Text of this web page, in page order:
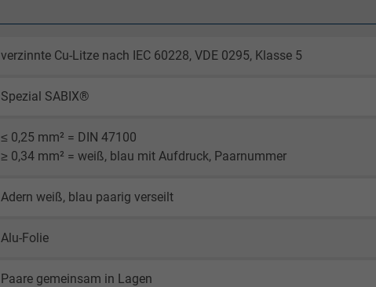
verzinnte Cu-Litze nach IEC 60228, VDE 0295, Klasse 5
Spezial SABIX®
≤ 0,25 mm² = DIN 47100
≥ 0,34 mm² = weiß, blau mit Aufdruck, Paarnummer
Adern weiß, blau paarig verseilt
Alu-Folie
Paare gemeinsam in Lagen